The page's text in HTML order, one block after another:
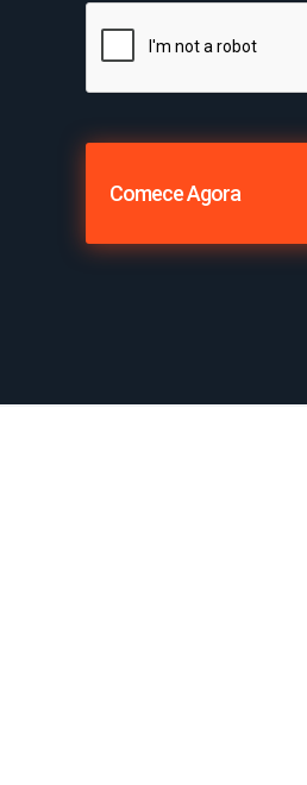
Comece Agora